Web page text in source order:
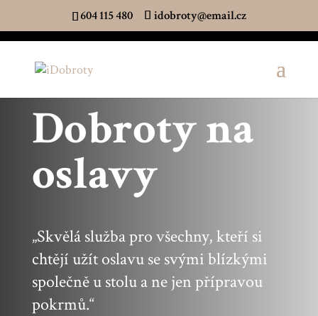
604 115 480 idobroty@email.cz
Dobroty na
oslavy
„Skvělá služba pro všechny, kteří si
chtějí užít oslavu se svými blízkými
společně u stolu a ne jen přípravou
pokrmů.“